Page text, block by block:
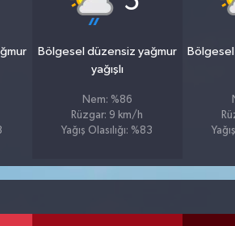
Bölgesel düzensiz yağmur
yağışlı
Nem: %86
Rüzgar: 9 km/h
Yağış Olasılığı: %83